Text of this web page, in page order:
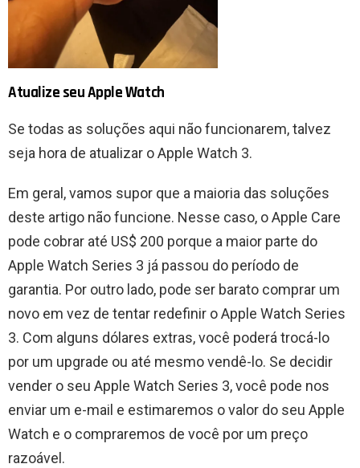
Atualize seu Apple Watch
Se todas as soluções aqui não funcionarem, talvez
seja hora de atualizar o Apple Watch 3.
Em geral, vamos supor que a maioria das soluções
deste artigo não funcione. Nesse caso, o Apple Care
pode cobrar até US$ 200 porque a maior parte do
Apple Watch Series 3 já passou do período de
garantia. Por outro lado, pode ser barato comprar um
novo em vez de tentar redefinir o Apple Watch Series
3. Com alguns dólares extras, você poderá trocá-lo
por um upgrade ou até mesmo vendê-lo. Se decidir
vender o seu Apple Watch Series 3, você pode nos
enviar um e-mail e estimaremos o valor do seu Apple
Watch e o compraremos de você por um preço
razoável.